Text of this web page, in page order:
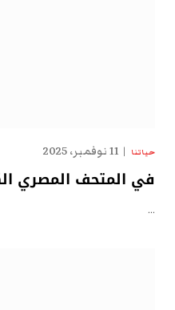
حياتنا 11 نوفمبر، 2025
في المتحف المصري
…